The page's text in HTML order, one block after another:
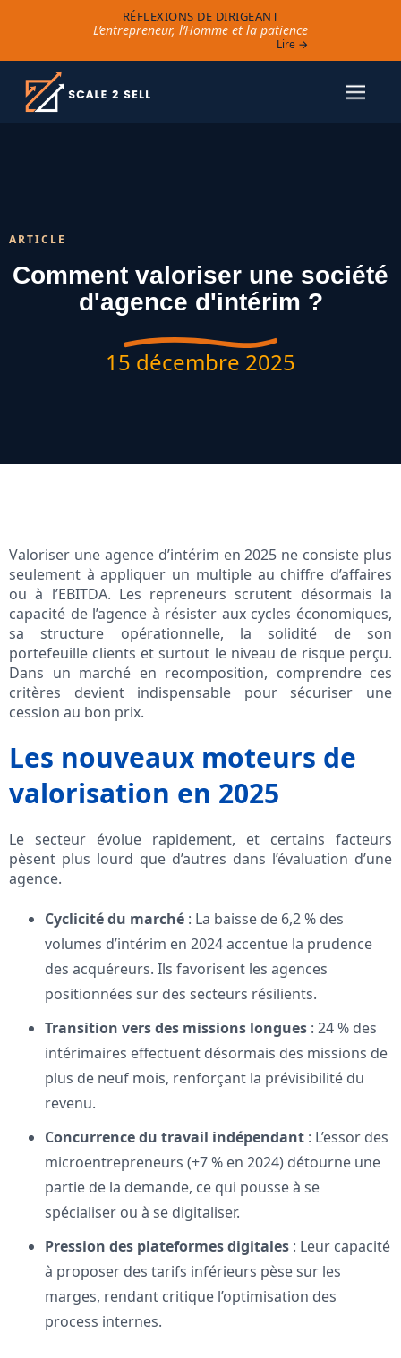
RÉFLEXIONS DE DIRIGEANT
L’entrepreneur, l’Homme et la patience
Lire →
ARTICLE
Comment valoriser une société
d'agence d'intérim ?
15 décembre 2025
Valoriser une agence d’intérim en 2025 ne consiste plus
seulement à appliquer un multiple au chiffre d’affaires
ou à l’EBITDA. Les repreneurs scrutent désormais la
capacité de l’agence à résister aux cycles économiques,
sa structure opérationnelle, la solidité de son
portefeuille clients et surtout le niveau de risque perçu.
Dans un marché en recomposition, comprendre ces
critères devient indispensable pour sécuriser une
cession au bon prix.
Les nouveaux moteurs de
valorisation en 2025
Le secteur évolue rapidement, et certains facteurs
pèsent plus lourd que d’autres dans l’évaluation d’une
agence.
Cyclicité du marché : La baisse de 6,2 % des
volumes d’intérim en 2024 accentue la prudence
des acquéreurs. Ils favorisent les agences
positionnées sur des secteurs résilients.
Transition vers des missions longues : 24 % des
intérimaires effectuent désormais des missions de
plus de neuf mois, renforçant la prévisibilité du
revenu.
Concurrence du travail indépendant : L’essor des
microentrepreneurs (+7 % en 2024) détourne une
partie de la demande, ce qui pousse à se
spécialiser ou à se digitaliser.
Pression des plateformes digitales : Leur capacité
à proposer des tarifs inférieurs pèse sur les
marges, rendant critique l’optimisation des
process internes.